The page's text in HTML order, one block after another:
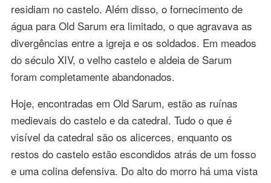
residiam no castelo. Além disso, o fornecimento de
água para Old Sarum era limitado, o que agravava as
divergências entre a igreja e os soldados. Em meados
do século XIV, o velho castelo e aldeia de Sarum
foram completamente abandonados.
Hoje, encontradas em Old Sarum, estão as ruínas
medievais do castelo e da catedral. Tudo o que é
visível da catedral são os alicerces, enquanto os
restos do castelo estão escondidos atrás de um fosso
e uma colina defensiva. Do alto do morro há uma vista